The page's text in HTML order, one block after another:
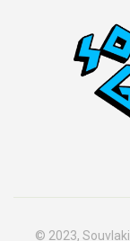
© 2023,